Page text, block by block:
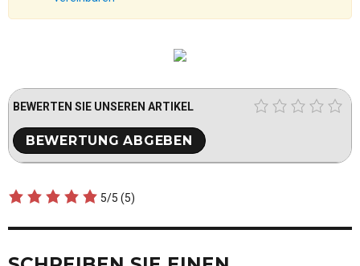
BEWERTEN SIE UNSEREN ARTIKEL
5/5 (5)